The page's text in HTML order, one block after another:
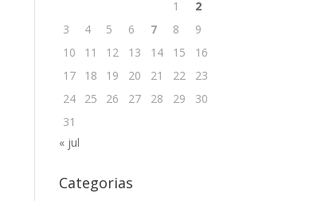
1
2
3
4 5 6 7 8
9
10
11 12 13 14 15
16
17
18 19 20 21 22
23
24
25 26 27 28 29
30
31
« jul
Categorias